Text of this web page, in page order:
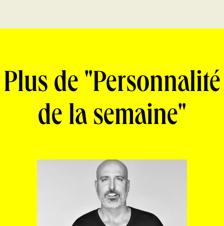
Plus de "Personnalité
de la semaine"